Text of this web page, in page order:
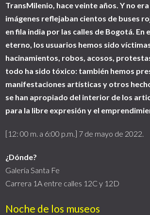
TransMilenio, hace veinte años. Y no
imágenes reflejaban cientos de buses
en fila india por las calles de Bogotá. En
eterno, los usuarios hemos sido
hacinamientos, robos, acosos,
todo ha sido tóxico: también hemos
manifestaciones artísticas y otros
se han apropiado del interior de los
para la libre expresión y el
[12: 00 m. a 6:00 p.m.] 7 de mayo de 2022.
¿Dónde?
Galería Santa Fe
Carrera 1A entre calles 12C y 12D
Noche de los museos